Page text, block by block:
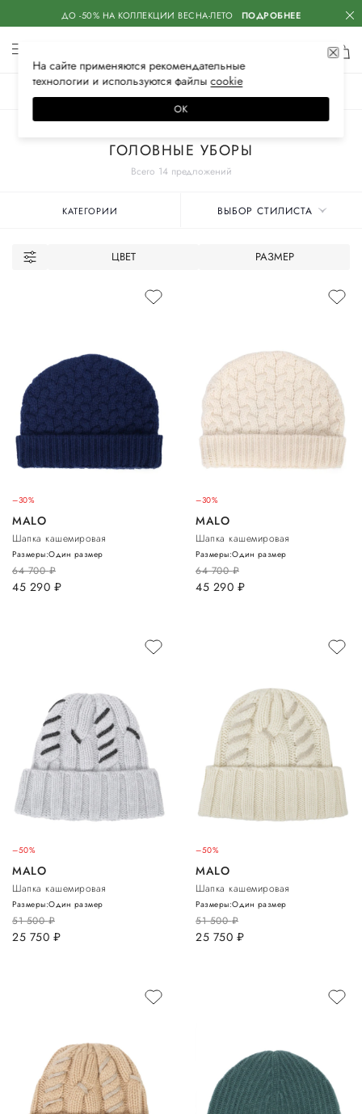
ДО -50% НА КОЛЛЕКЦИИ ВЕСНА-ЛЕТО ПОДРОБНЕЕ
Всего 14 предложений
ГОЛОВНЫЕ УБОРЫ
КАТЕГОРИИ ВЫБОР СТИЛИСТА
ЦВЕТ РАЗМЕР
–30%
MALO
Шапка кашемировая
64 700руб.
45 290 руб.
Размеры:Один размер
–30%
MALO
Шапка кашемировая
64 700руб.
45 290 руб.
Размеры:Один размер
–50%
MALO
Шапка кашемировая
51 500руб.
25 750 руб.
Размеры:Один размер
–50%
MALO
Шапка кашемировая
51 500руб.
25 750 руб.
Размеры:Один размер
На сайте применяются рекомендательные
технологии и используются файлысооkiе
ОК